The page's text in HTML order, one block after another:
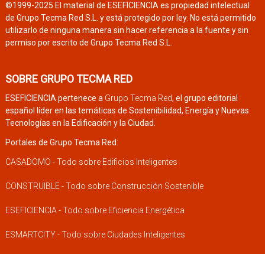
©1999-2025 El material de ESEFICIENCIA es propiedad intelectual
de Grupo Tecma Red S.L. y está protegido por ley. No está permitido
utilizarlo de ninguna manera sin hacer referencia a la fuente y sin
permiso por escrito de Grupo Tecma Red S.L.
SOBRE GRUPO TECMA RED
ESEFICIENCIA pertenece a Grupo Tecma Red, el grupo editorial
español líder en las temáticas de Sostenibilidad, Energía y Nuevas
Tecnologías en la Edificación y la Ciudad.
Portales de Grupo Tecma Red:
CASADOMO - Todo sobre Edificios Inteligentes
CONSTRUIBLE - Todo sobre Construcción Sostenible
ESEFICIENCIA - Todo sobre Eficiencia Energética
ESMARTCITY - Todo sobre Ciudades Inteligentes